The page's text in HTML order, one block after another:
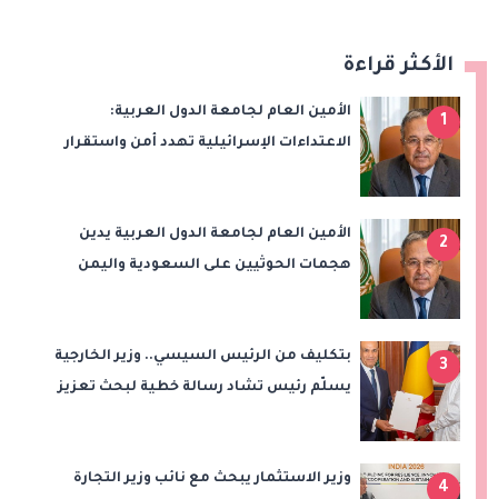
الأكثر قراءة
1
الأمين العام لجامعة الدول العربية:
الاعتداءات الإسرائيلية تهدد أمن واستقرار
2
الأمين العام لجامعة الدول العربية يدين
هجمات الحوثيين على السعودية واليمن
3
بتكليف من الرئيس السيسي.. وزير الخارجية
يسلّم رئيس تشاد رسالة خطية لبحث تعزيز
4
وزير الاستثمار يبحث مع نائب وزير التجارة